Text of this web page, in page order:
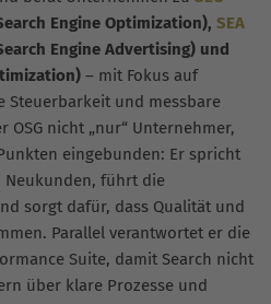
Engine Optimization), SEA
Engine Advertising) und
– mit Fokus auf
Steuerbarkeit und messbare
OSG nicht „nur“ Unternehmer,
eingebunden: Er spricht
führt die
sorgt dafür, dass Qualität und
Parallel verantwortet er die
Suite, damit Search nicht
über klare Prozesse und